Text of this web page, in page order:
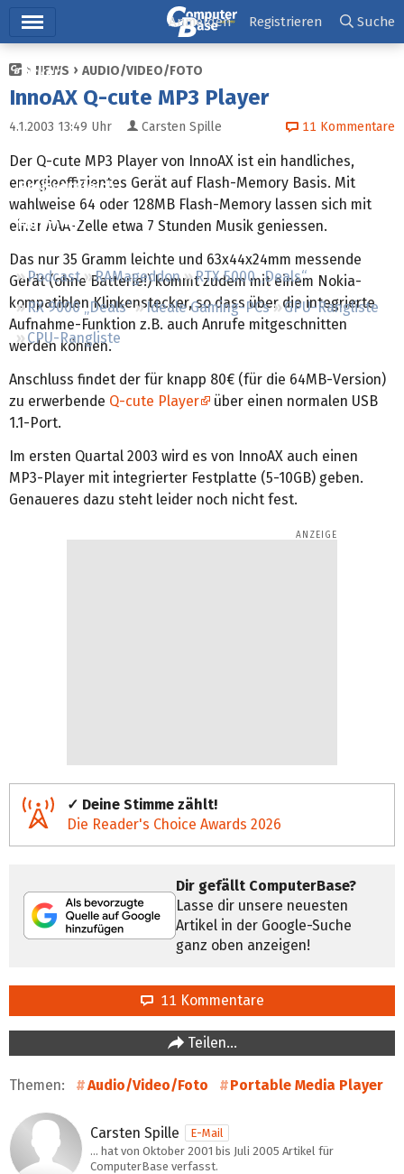
Ticker
Tests
Preisvergleich
Forum
Podcast RAMageddon
RTX 5000 „Deals“
RX 9000 „Deals“
Ideale Gaming-PCs
GPU-Rangliste
CPU-Rangliste
Anmelden Registrieren Suche
NEWS AUDIO/VIDEO/FOTO
InnoAX Q-cute MP3 Player
4.1.2003 13:49 Uhr Carsten Spille 11 Kommentare
Der Q-cute MP3 Player von InnoAX ist ein handliches,
energieeffizientes Gerät auf Flash-Memory Basis. Mit
wahlweise 64 oder 128MB Flash-Memory lassen sich mit
einer AAA-Zelle etwa 7 Stunden Musik geniessen.
Das nur 35 Gramm leichte und 63x44x24mm messende
Gerät (ohne Batterie!) kommt zudem mit einem Nokia-
kompatiblen Klinkenstecker, so dass über die integrierte
Aufnahme-Funktion z.B. auch Anrufe mitgeschnitten
werden können.
Anschluss findet der für knapp 80€ (für die 64MB-Version)
zu erwerbende Q-cute Player
über einen normalen USB
1.1-Port.
Im ersten Quartal 2003 wird es von InnoAX auch einen
MP3-Player mit integrierter Festplatte (5-10GB) geben.
Genaueres dazu steht leider noch nicht fest.
✓ Deine Stimme zählt!
Die Reader's Choice Awards 2026
Dir gefällt ComputerBase?
Lasse dir unsere neuesten
Artikel in der Google-Suche
ganz oben anzeigen!
11 Kommentare
Teilen…
Themen: Audio/Video/Foto Portable Media Player
Carsten Spille
E-Mail
… hat von Oktober 2001 bis Juli 2005 Artikel für
ComputerBase verfasst.